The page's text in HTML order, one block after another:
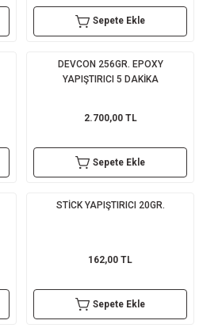
Sepete Ekle
DEVCON 256GR. EPOXY
YAPIŞTIRICI 5 DAKİKA
2.700,00 TL
Sepete Ekle
STİCK YAPIŞTIRICI 20GR.
162,00 TL
Sepete Ekle